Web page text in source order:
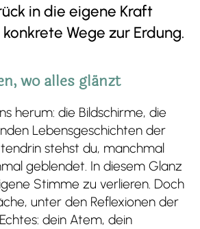
in die eigene Kraft
Wege zur Erdung.
wo alles glänzt
herum: die Bildschirme, die
Lebensgeschichten der
stehst du, manchmal
geblendet. In diesem Glanz
Stimme zu verlieren. Doch
unter den Reflexionen der
dein Atem, dein